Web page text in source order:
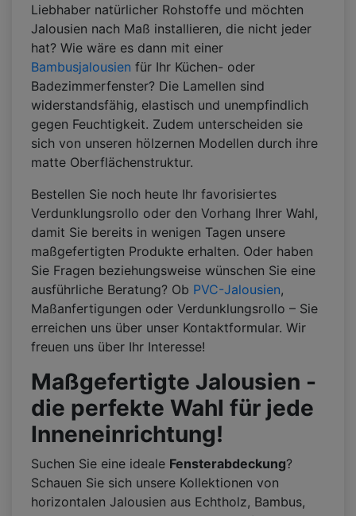
Liebhaber natürlicher Rohstoffe und möchten
Jalousien nach Maß installieren, die nicht jeder
hat? Wie wäre es dann mit einer
Bambusjalousien für Ihr Küchen- oder
Badezimmerfenster? Die Lamellen sind
widerstandsfähig, elastisch und unempfindlich
gegen Feuchtigkeit. Zudem unterscheiden sie
sich von unseren hölzernen Modellen durch ihre
matte Oberflächenstruktur.
Bestellen Sie noch heute Ihr favorisiertes
Verdunklungsrollo oder den Vorhang Ihrer Wahl,
damit Sie bereits in wenigen Tagen unsere
maßgefertigten Produkte erhalten. Oder haben
Sie Fragen beziehungsweise wünschen Sie eine
ausführliche Beratung? Ob PVC-Jalousien,
Maßanfertigungen oder Verdunklungsrollo – Sie
erreichen uns über unser Kontaktformular. Wir
freuen uns über Ihr Interesse!
Maßgefertigte Jalousien -
die perfekte Wahl für jede
Inneneinrichtung!
Suchen Sie eine ideale Fensterabdeckung?
Schauen Sie sich unsere Kollektionen von
horizontalen Jalousien aus Echtholz, Bambus,